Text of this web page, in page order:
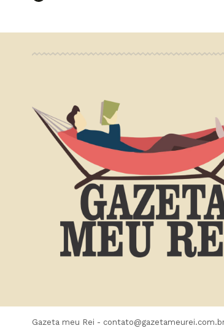
Gazeta meu Rei -